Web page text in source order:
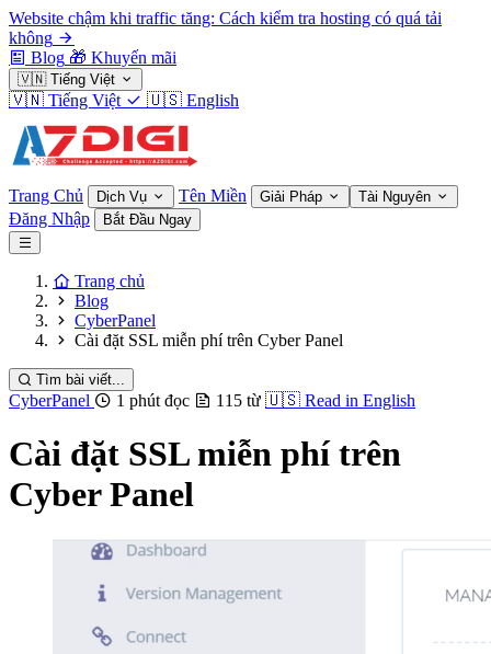
Website chậm khi traffic tăng: Cách kiểm tra hosting có quá tải
không
Blog 🎁 Khuyến mãi
🇻🇳 Tiếng Việt
🇻🇳 Tiếng Việt 🇺🇸 English
Trang Chủ Dịch Vụ Tên Miền Giải Pháp Tài Nguyên
Đăng Nhập Bắt Đầu Ngay
Trang chủ
Blog
CyberPanel
Cài đặt SSL miễn phí trên Cyber Panel
Tìm bài viết...
CyberPanel 1 phút đọc 115 từ 🇺🇸 Read in English
Cài đặt SSL miễn phí trên
Cyber Panel